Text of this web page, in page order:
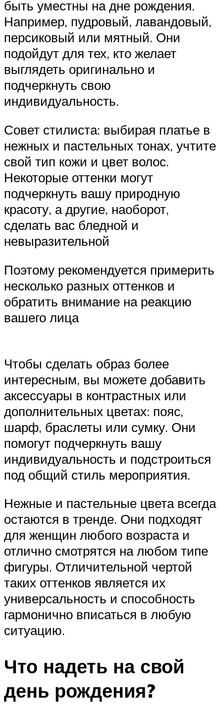
быть уместны на дне рождения.
Например, пудровый, лавандовый,
персиковый или мятный. Они
подойдут для тех, кто желает
выглядеть оригинально и
подчеркнуть свою
индивидуальность.
Совет стилиста: выбирая платье в
нежных и пастельных тонах, учтите
свой тип кожи и цвет волос.
Некоторые оттенки могут
подчеркнуть вашу природную
красоту, а другие, наоборот,
сделать вас бледной и
невыразительной
Поэтому рекомендуется примерить
несколько разных оттенков и
обратить внимание на реакцию
вашего лица
Чтобы сделать образ более
интересным, вы можете добавить
аксессуары в контрастных или
дополнительных цветах: пояс,
шарф, браслеты или сумку. Они
помогут подчеркнуть вашу
индивидуальность и подстроиться
под общий стиль мероприятия.
Нежные и пастельные цвета всегда
остаются в тренде. Они подходят
для женщин любого возраста и
отлично смотрятся на любом типе
фигуры. Отличительной чертой
таких оттенков является их
универсальность и способность
гармонично вписаться в любую
ситуацию.
Что надеть на свой
день рождения?